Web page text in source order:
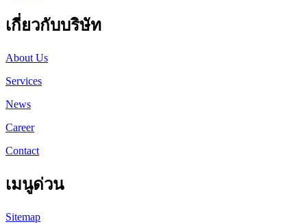
เกี่ยวกับบริษัท
About Us
Services
News
Career
Contact
เมนูด่วน
Sitemap